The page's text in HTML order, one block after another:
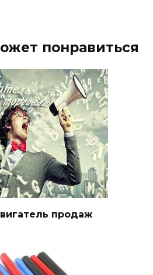
понравиться
продаж